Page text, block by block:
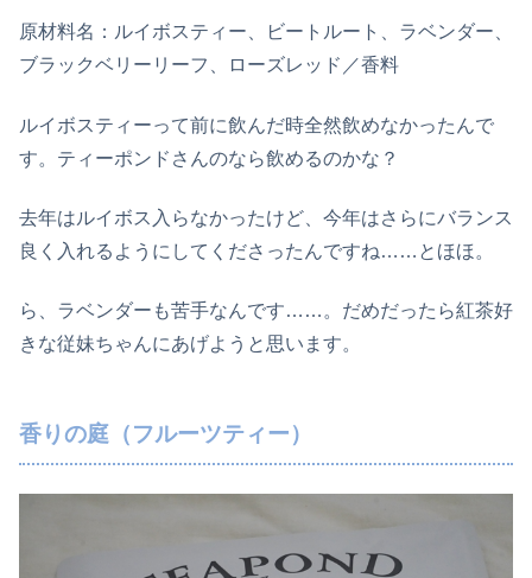
原材料名：ルイボスティー、ビートルート、ラベンダー、
ブラックベリーリーフ、ローズレッド／香料
ルイボスティーって前に飲んだ時全然飲めなかったんで
す。ティーポンドさんのなら飲めるのかな？
去年はルイボス入らなかったけど、今年はさらにバランス
良く入れるようにしてくださったんですね……とほほ。
ら、ラベンダーも苦手なんです……。だめだったら紅茶好
きな従妹ちゃんにあげようと思います。
香りの庭（フルーツティー）